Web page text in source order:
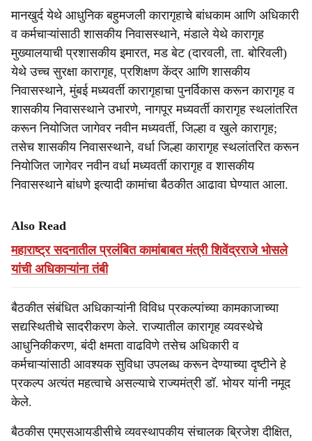
मानखुर्द येथे आधुनिक बहुमजली कारागृहाचे बांधकाम आणि अधिकारी
व कर्मचाऱ्यांसाठी शासकीय निवासस्थाने, मंडाले येथे कारागृह
मुख्यालयाची प्रशासकीय इमारत, मड बेट (दारवली, ता. बोरिवली)
येथे उच्च सुरक्षा कारागृह, प्रशिक्षण केंद्र आणि शासकीय
निवासस्थाने, मुंबई मध्यवर्ती कारागृहाचा पुनर्विकास करून कारागृह व
शासकीय निवासस्थाने उभारणे, नागपूर मध्यवर्ती कारागृह स्थलांतरित
करून नियोजित जागेवर नवीन मध्यवर्ती, जिल्हा व खुले कारागृह;
तसेच शासकीय निवासस्थाने, वर्धा जिल्हा कारागृह स्थलांतरित करून
नियोजित जागेवर नवीन वर्धा मध्यवर्ती कारागृह व शासकीय
निवासस्थाने बांधणे इत्यादी कामांचा बैठकीत आढावा घेण्यात आला.
Also Read
महाराष्ट्र सदनातील प्रलंबित कामांबाबत मंत्री शिवेंद्रराजे भोसले
यांची अधिकाऱ्यांना तंबी
बैठकीत संबंधित अधिकाऱ्यांनी विविध प्रकल्पांच्या कामकाजाच्या
सद्यस्थितीचे सादरीकरण केले. राज्यातील कारागृह व्यवस्थेचे
आधुनिकीकरण, बंदी क्षमता वाढविणे तसेच अधिकारी व
कर्मचाऱ्यांसाठी आवश्यक सुविधा उपलब्ध करून देण्याच्या दृष्टीने हे
प्रकल्प अत्यंत महत्वाचे असल्याचे राज्यमंत्री डॉ. भोयर यांनी नमूद
केले.
बैठकीस एमएसआयडीसीचे व्यवस्थापकीय संचालक ब्रिजेश दीक्षित,